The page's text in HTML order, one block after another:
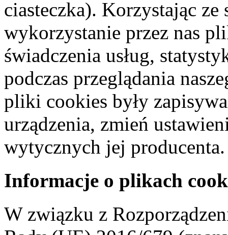
ciasteczka). Korzystając
wykorzystanie przez nas
świadczenia usług,
podczas przeglądania
pliki cookies były
urządzenia, zmień
wytycznych jej producenta.
Informacje o plikach
W związku z